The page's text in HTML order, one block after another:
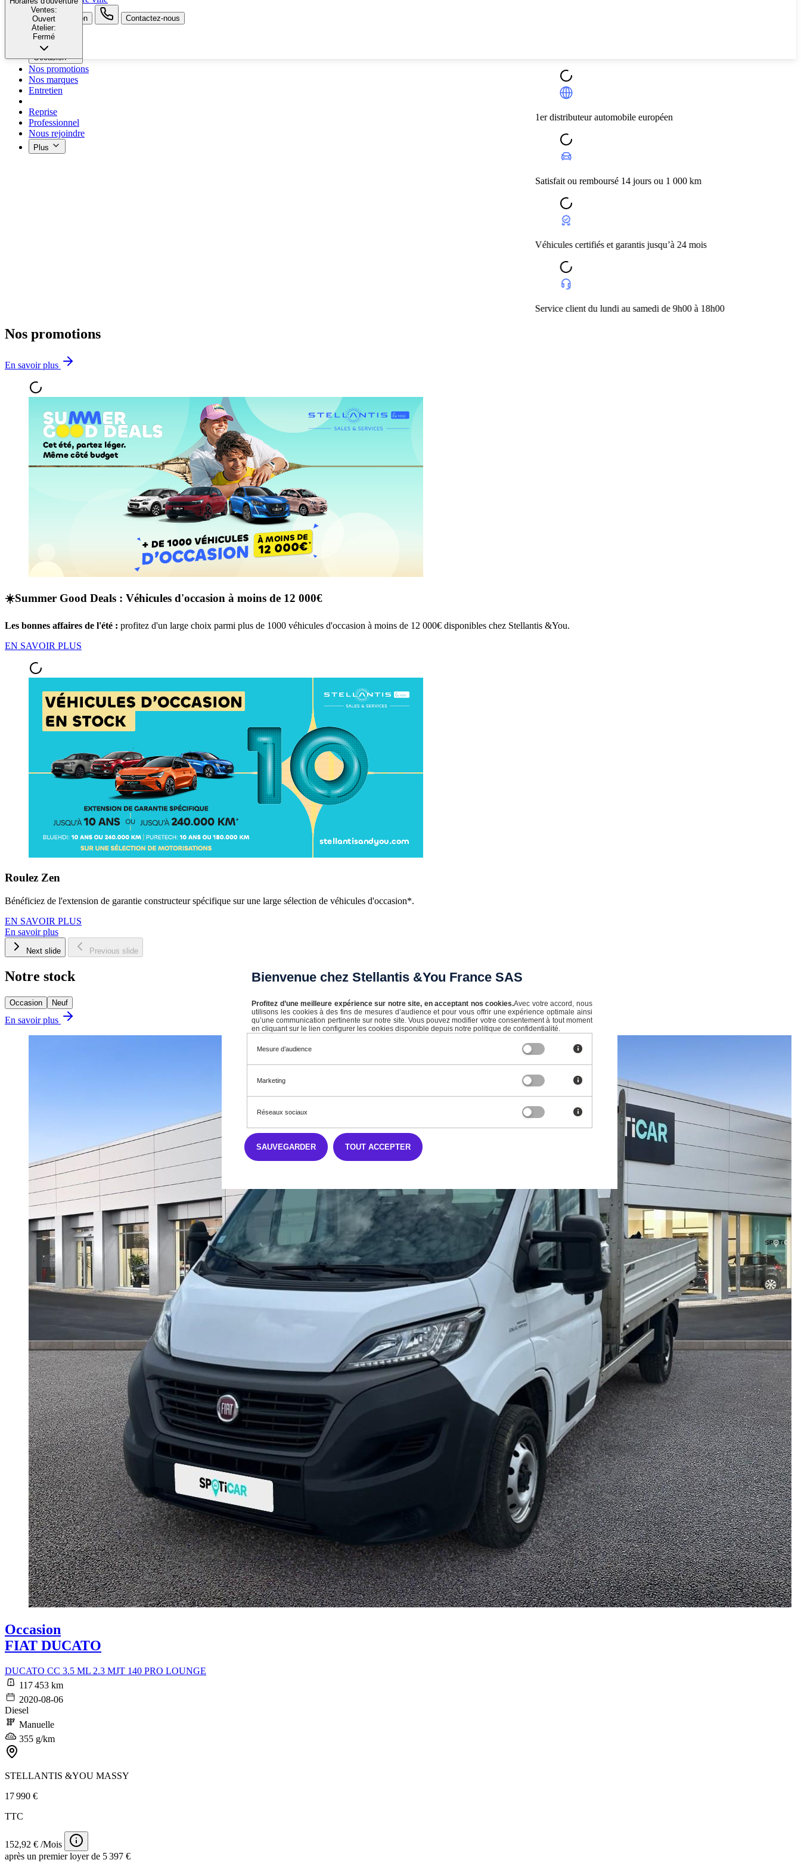
search button - icon Contactez-nous
Occasion
Nos promotions
Nos marques
Entretien
Reprise
Professionnel
Nous rejoindre
Plus
Ventes:
Ouvert
Atelier:
Fermé
1er distributeur automobile européen
Satisfait ou remboursé 14 jours ou 1 000 km
Véhicules certifiés et garantis jusqu’à 24 mois
Service client du lundi au samedi de 9h00 à 18h00
Nos promotions
En savoir plus
☀️Summer Good Deals : Véhicules d'occasion à moins de 12 000€
Les bonnes affaires de l'été : profitez d'un large choix parmi plus de 1000 véhicules d'occasion à moins de 12 000€ disponibles chez Stellantis &You.
EN SAVOIR PLUS
Roulez Zen
Bénéficiez de l'extension de garantie constructeur spécifique sur une large sélection de véhicules d'occasion*.
EN SAVOIR PLUS
En savoir plus
Next slide Previous slide
Notre stock
Occasion Neuf
En savoir plus
Occasion
FIAT DUCATO
DUCATO CC 3.5 ML 2.3 MJT 140 PRO LOUNGE
117 453 km
2020-08-06
Diesel
Manuelle
355 g/km
STELLANTIS &YOU MASSY
17 990 €
TTC
152,92 € /Mois
après un premier loyer de 5 397 €
Bienvenue chez Stellantis &You France SAS
Profitez d’une meilleure expérience sur notre site, en acceptant nos cookies.Avec votre accord, nous
utilisons les cookies à des fins de mesures d’audience et pour vous offrir une expérience optimale ainsi
qu’une communication pertinente sur notre site. Vous pouvez modifier votre consentement à tout moment
en cliquant sur le lien configurer les cookies disponible depuis notre politique de confidentialité.
Mesure d’audience
Marketing
Réseaux sociaux
TOUT ACCEPTER
SAUVEGARDER